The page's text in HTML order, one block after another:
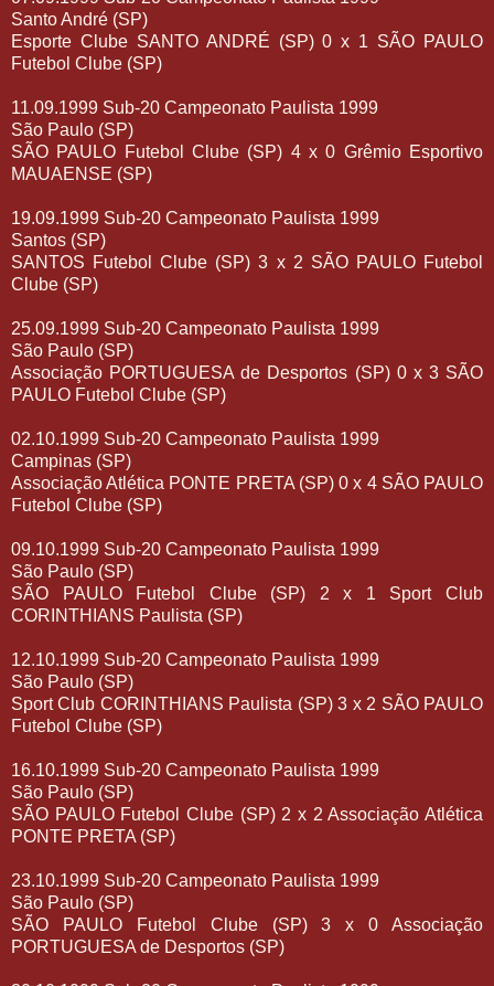
Santo André (SP)
Esporte Clube SANTO ANDRÉ (SP) 0 x 1 SÃO PAULO
Futebol Clube (SP)
11.09.1999 Sub-20 Campeonato Paulista 1999
São Paulo (SP)
SÃO PAULO Futebol Clube (SP) 4 x 0 Grêmio Esportivo
MAUAENSE (SP)
19.09.1999 Sub-20 Campeonato Paulista 1999
Santos (SP)
SANTOS Futebol Clube (SP) 3 x 2 SÃO PAULO Futebol
Clube (SP)
25.09.1999 Sub-20 Campeonato Paulista 1999
São Paulo (SP)
Associação PORTUGUESA de Desportos (SP) 0 x 3 SÃO
PAULO Futebol Clube (SP)
02.10.1999 Sub-20 Campeonato Paulista 1999
Campinas (SP)
Associação Atlética PONTE PRETA (SP) 0 x 4 SÃO PAULO
Futebol Clube (SP)
09.10.1999 Sub-20 Campeonato Paulista 1999
São Paulo (SP)
SÃO PAULO Futebol Clube (SP) 2 x 1 Sport Club
CORINTHIANS Paulista (SP)
12.10.1999 Sub-20 Campeonato Paulista 1999
São Paulo (SP)
Sport Club CORINTHIANS Paulista (SP) 3 x 2 SÃO PAULO
Futebol Clube (SP)
16.10.1999 Sub-20 Campeonato Paulista 1999
São Paulo (SP)
SÃO PAULO Futebol Clube (SP) 2 x 2 Associação Atlética
PONTE PRETA (SP)
23.10.1999 Sub-20 Campeonato Paulista 1999
São Paulo (SP)
SÃO PAULO Futebol Clube (SP) 3 x 0 Associação
PORTUGUESA de Desportos (SP)